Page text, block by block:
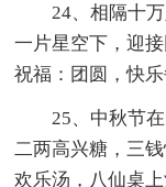
24、相隔十
一片星空下，迎
祝福：团圆，快乐
25、中秋节
二两高兴糖，三
欢乐汤，八仙桌